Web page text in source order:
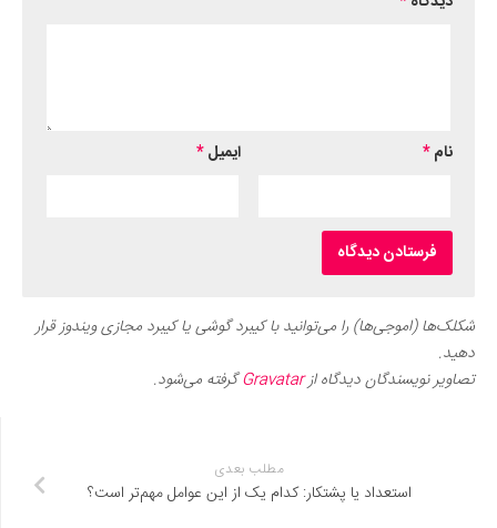
نام* ایمیل*
شکلک‌ها (اموجی‌ها) را می‌توانید با کیبرد گوشی یا کیبرد مجازی ویندوز قرار
دهید.
تصاویر نویسندگان دیدگاه ازGravatarگرفته می‌شود.
مطلب بعدی
استعداد یا پشتکار: کدام یک از این عوامل مهم‌تر است؟